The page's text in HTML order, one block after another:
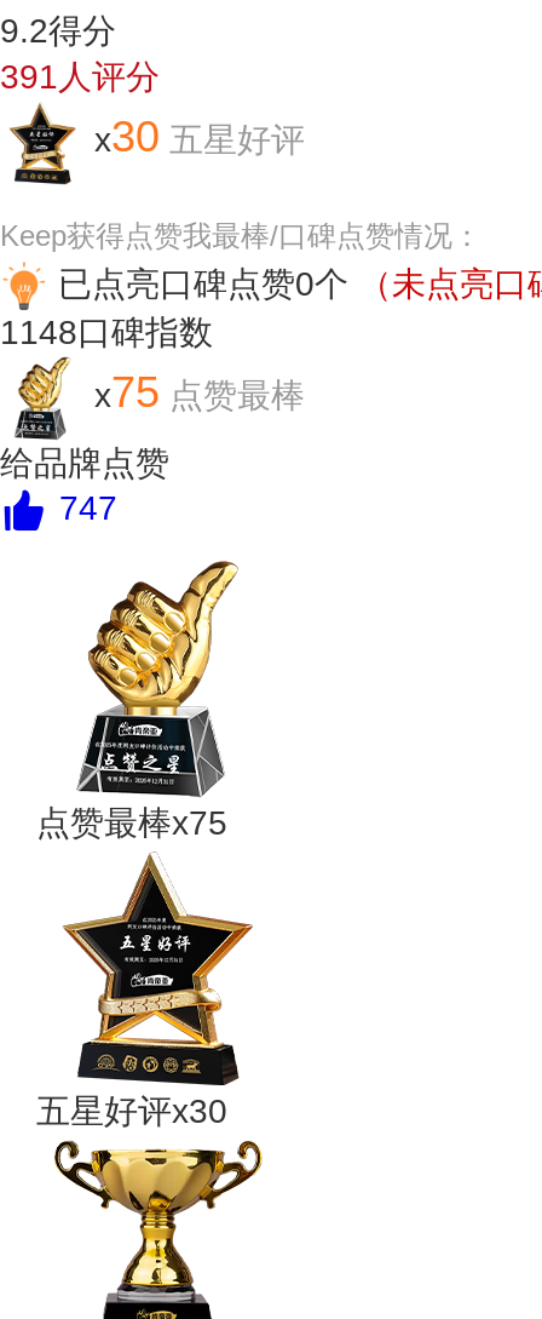
9.2得分
391人评分
x30 五星好评
Keep获得点赞我最棒/口碑点赞情况：
已点亮口碑点赞0个
（未点亮
1148口碑指数
x75 点赞最棒
给品牌点赞
747
点赞最棒x75
五星好评x30